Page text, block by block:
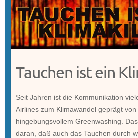
Tauchen ist ein
Seit Jahren ist die Kommunikation
Airlines zum Klimawandel geprägt von
hingebungsvollem Greenwashing.
daran, daß auch das Tauchen durch